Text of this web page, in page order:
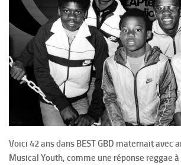
Voici 42 ans dans BEST GBD maternait avec
Musical Youth, comme une réponse reggae